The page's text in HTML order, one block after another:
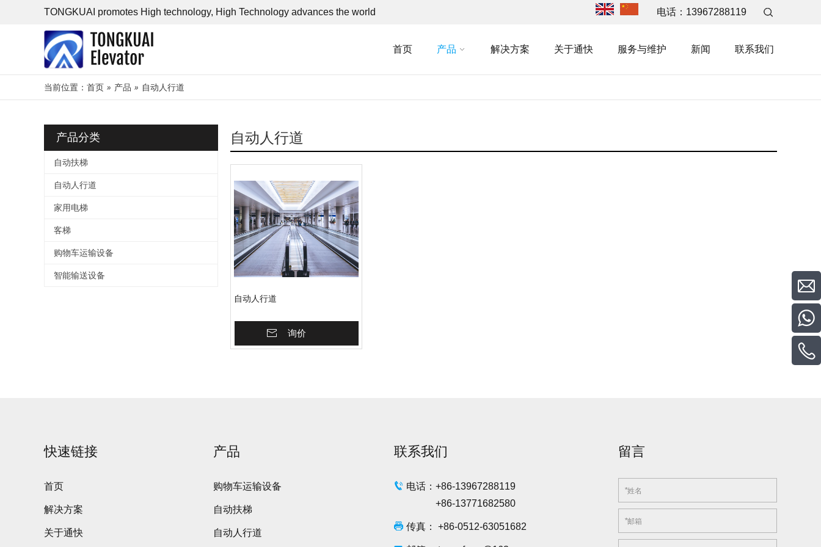
TONGKUAI promotes High technology, High Technology advances the world 电话： 13967288119
首页 产品 解决方案 关于通快 服务与维护 新闻 联系我们
当前位置： 首页 » 产品 » 自动人行道
产品分类
自动扶梯
自动人行道
家用电梯
客梯
购物车运输设备
智能输送设备
自动人行道
自动人行道
加入询价栏
询价
快速链接
首页
解决方案
关于通快
产品
购物车运输设备
自动扶梯
自动人行道
联系我们
电话：+86-13967288119
+86-13771682580
传真： +86-0512-63051682
留言
*姓名
*邮箱